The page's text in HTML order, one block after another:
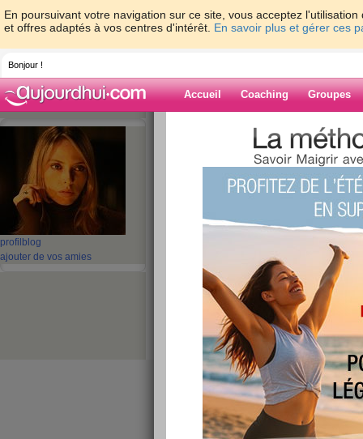
En poursuivant votre navigation sur ce site, vous acceptez
et offres adaptés à vos centres d'intérêt. En savoir plus et gérer ces
Bonjour !
Accueil Coaching Groupes
profil blog
ajouter de vos amies
>
Blog de ITD
21 - 30 31 - 40 41 - 50
51 -
111 - 120 121 - 121
‹ Préc. 51 53 54 55
25 avril - Il fait
publié le 25/04/2016 à 07:54
Quelques nouvelles